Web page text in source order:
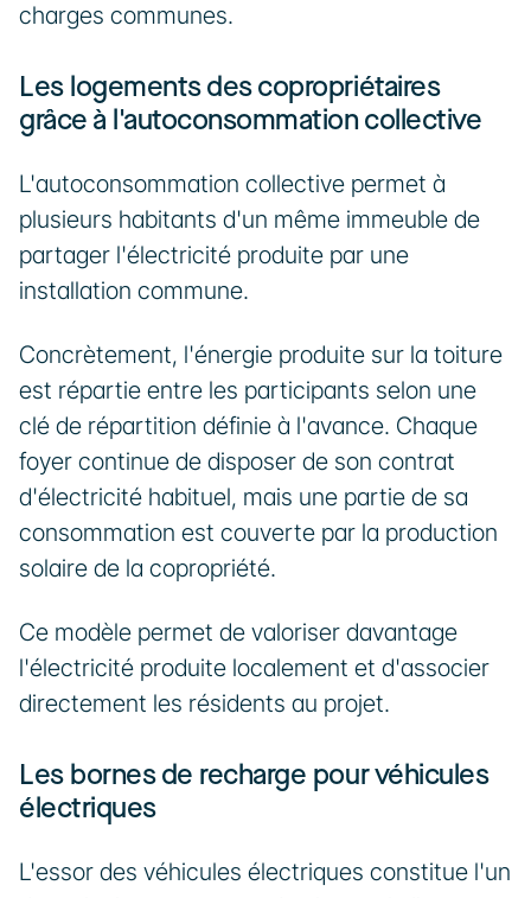
charges communes.
Les logements des copropriétaires
grâce à l'autoconsommation collective
L'autoconsommation collective permet à
plusieurs habitants d'un même immeuble de
partager l'électricité produite par une
installation commune.
Concrètement, l'énergie produite sur la toiture
est répartie entre les participants selon une
clé de répartition définie à l'avance. Chaque
foyer continue de disposer de son contrat
d'électricité habituel, mais une partie de sa
consommation est couverte par la production
solaire de la copropriété.
Ce modèle permet de valoriser davantage
l'électricité produite localement et d'associer
directement les résidents au projet.
Les bornes de recharge pour véhicules
électriques
L'essor des véhicules électriques constitue l'un